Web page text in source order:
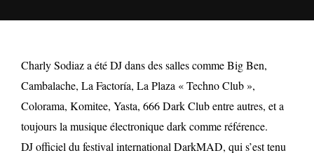
Charly Sodiaz a été DJ dans des salles comme Big Ben,
Cambalache, La Factoría, La Plaza « Techno Club »,
Colorama, Komitee, Yasta, 666 Dark Club entre autres, et a
toujours la musique électronique dark comme référence.
DJ officiel du festival international DarkMAD, qui s’est tenu